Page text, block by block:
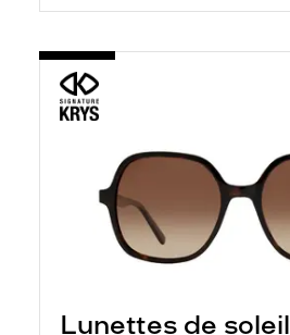
Lunettes de soleil